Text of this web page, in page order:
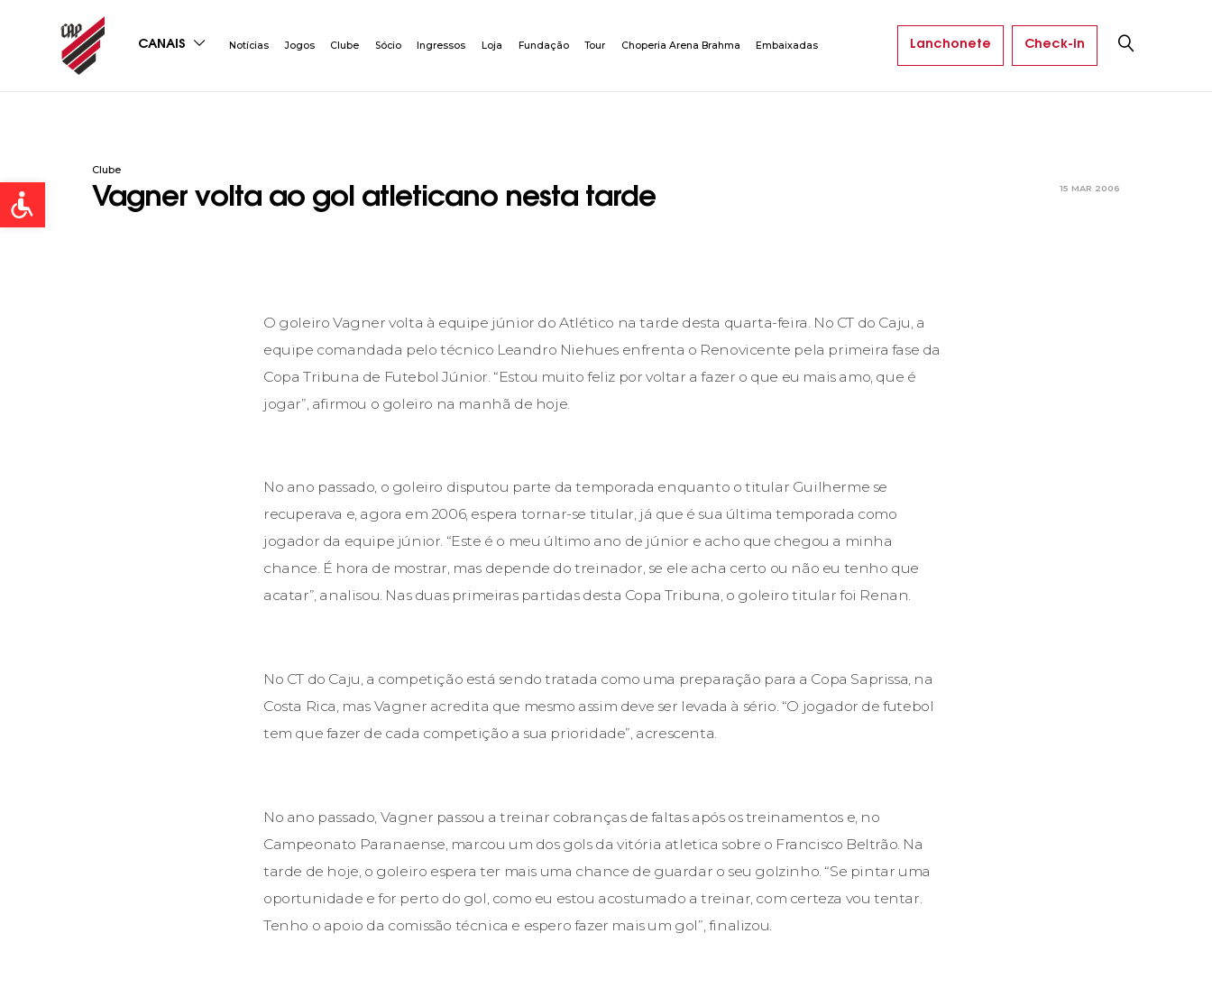
Open toolbar
CANAIS Notícias Jogos Clube Sócio Ingressos Loja Fundação Tour Choperia Arena Brahma Embaixadas Lanchonete Check-in
Clube
Vagner volta ao gol atleticano nesta tarde 15 MAR 2006
O goleiro Vagner volta à equipe júnior do Atlético na tarde desta quarta-feira. No CT do Caju, a
equipe comandada pelo técnico Leandro Niehues enfrenta o Renovicente pela primeira fase da
Copa Tribuna de Futebol Júnior. “Estou muito feliz por voltar a fazer o que eu mais amo, que é
jogar”, afirmou o goleiro na manhã de hoje.
No ano passado, o goleiro disputou parte da temporada enquanto o titular Guilherme se
recuperava e, agora em 2006, espera tornar-se titular, já que é sua última temporada como
jogador da equipe júnior. “Este é o meu último ano de júnior e acho que chegou a minha
chance. É hora de mostrar, mas depende do treinador, se ele acha certo ou não eu tenho que
acatar”, analisou. Nas duas primeiras partidas desta Copa Tribuna, o goleiro titular foi Renan.
No CT do Caju, a competição está sendo tratada como uma preparação para a Copa Saprissa, na
Costa Rica, mas Vagner acredita que mesmo assim deve ser levada à sério. “O jogador de futebol
tem que fazer de cada competição a sua prioridade”, acrescenta.
No ano passado, Vagner passou a treinar cobranças de faltas após os treinamentos e, no
Campeonato Paranaense, marcou um dos gols da vitória atletica sobre o Francisco Beltrão. Na
tarde de hoje, o goleiro espera ter mais uma chance de guardar o seu golzinho. “Se pintar uma
oportunidade e for perto do gol, como eu estou acostumado a treinar, com certeza vou tentar.
Tenho o apoio da comissão técnica e espero fazer mais um gol”, finalizou.